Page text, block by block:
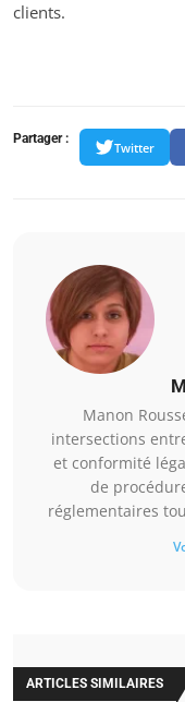
clients.
Partager :
Twitter
Manon
intersections
et conformité
de
réglementaires
ARTICLES SIMILAIRES